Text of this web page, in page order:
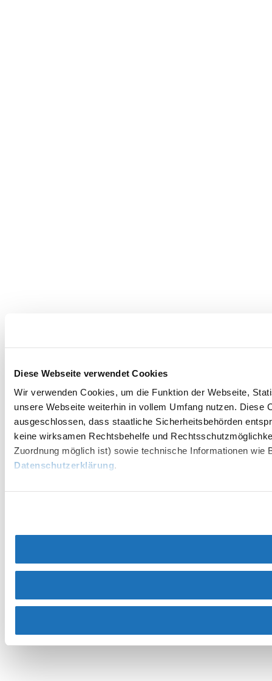
Diese Webseite verwendet Cookies
Wir verwenden Cookies, um die Funktion der Webseite,
unsere Webseite weiterhin in vollem Umfang nutzen.
ausgeschlossen, dass staatliche Sicherheitsbehörden
keine wirksamen Rechtsbehelfe und
Zuordnung möglich ist) sowie technische Informationen
Datenschutzerklärung.